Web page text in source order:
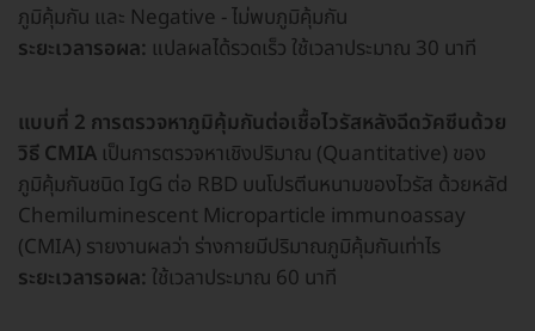
ภูมิคุ้มกัน และ Negative - ไม่พบภูมิคุ้มกัน
ระยะเวลารอผล: แปลผลได้รวดเร็ว ใช้เวลาประมาณ 30 นาที
แบบที่ 2 การตรวจหาภูมิคุ้มกันต่อเชื้อไวรัสหลังฉีดวัคซีนด้วย
วิธี CMIA เป็นการตรวจหาเชิงปริมาณ (Quantitative) ของ
ภูมิคุ้มกันชนิด IgG ต่อ RBD บนโปรตีนหนามของไวรัส ด้วยหลัd
Chemiluminescent Microparticle immunoassay
(CMIA) รายงานผลว่า ร่างกายมีปริมาณภูมิคุ้มกันเท่าไร
ระยะเวลารอผล: ใช้เวลาประมาณ 60 นาที